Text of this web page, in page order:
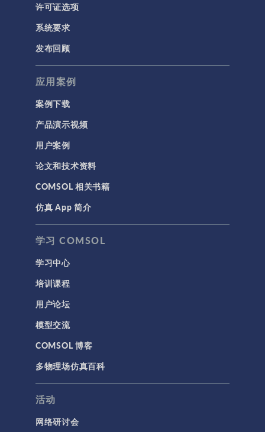
许可证选项
系统要求
发布回顾
应用案例
案例下载
产品演示视频
用户案例
论文和技术资料
COMSOL 相关书籍
仿真 App 简介
学习 COMSOL
学习中心
培训课程
用户论坛
模型交流
COMSOL 博客
多物理场仿真百科
活动
网络研讨会